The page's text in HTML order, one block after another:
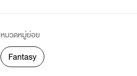
หมวดหมู่ย่อย
Fantasy